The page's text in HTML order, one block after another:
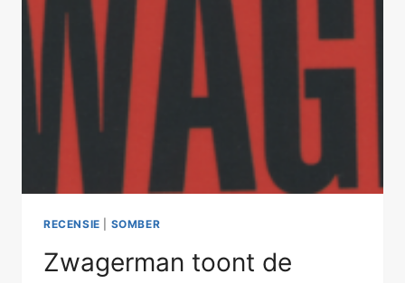
RECENSIE SOMBER
Zwagerman toont de